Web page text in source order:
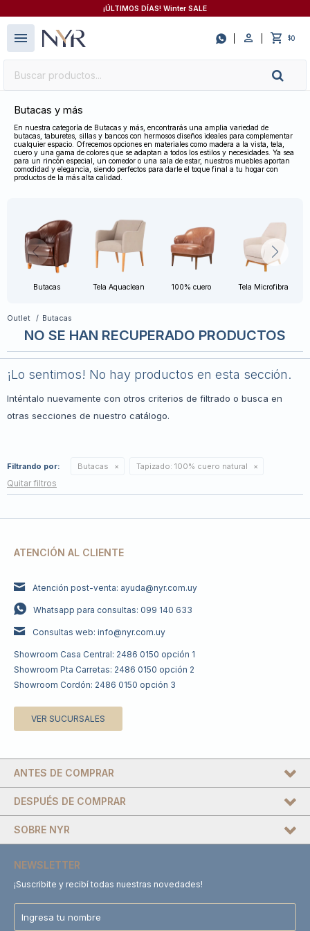
¡ÚLTIMOS DÍAS! Winter SALE
 $0
menu
Butacas y más
En nuestra categoría de Butacas y más, encontrarás una amplia variedad de
butacas, taburetes, sillas y bancos con hermosos diseños ideales para complementar
cualquier espacio. Ofrecemos opciones en materiales como madera a la vista, tela,
cuero y una gama de colores que se adaptan a todos los estilos y necesidades. Ya sea
para un rincón especial, un comedor o una sala de estar, nuestros muebles aportan
comodidad y elegancia, siendo perfectos para darle el toque final a tu hogar con
productos de la más alta calidad.
Butacas Tela Aquaclean 100% cuero Tela Microfibra
Outlet Butacas
NO SE HAN RECUPERADO PRODUCTOS
¡Lo sentimos! No hay productos en esta sección.
Inténtalo nuevamente con otros criterios de filtrado o busca en
otras secciones de nuestro catálogo.
Filtrando por: Butacas Tapizado: 100% cuero natural
Quitar filtros
ATENCIÓN AL CLIENTE
Atención post-venta: ayuda@nyr.com.uy
Whatsapp para consultas: 099 140 633
Consultas web: info@nyr.com.uy
Showroom Casa Central: 2486 0150 opción 1
Showroom Pta Carretas: 2486 0150 opción 2
Showroom Cordón: 2486 0150 opción 3
VER SUCURSALES
DESPUÉS DE COMPRAR
SOBRE NYR
ANTES DE COMPRAR
NEWSLETTER
¡Suscribite y recibí todas nuestras novedades!
close